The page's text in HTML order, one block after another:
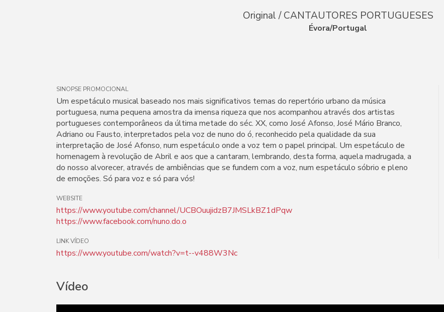
Original / CANTAUTORES PORTUGUESES
Évora/Portugal
SINOPSE PROMOCIONAL
Um espetáculo musical baseado nos mais significativos temas do repertório urbano da música
portuguesa, numa pequena amostra da imensa riqueza que nos acompanhou através dos artistas
portugueses contemporâneos da última metade do séc. XX, como José Afonso, José Mário Branco,
Adriano ou Fausto, interpretados pela voz de nuno do ó, reconhecido pela qualidade da sua
interpretação de José Afonso, num espetáculo onde a voz tem o papel principal. Um espetáculo de
homenagem à revolução de Abril e aos que a cantaram, lembrando, desta forma, aquela madrugada, a
do nosso alvorecer, através de ambiências que se fundem com a voz, num espetáculo sóbrio e pleno
de emoções. Só para voz e só para vós!
WEBSITE
https://www.youtube.com/channel/UCBOuujidzB7JMSLkBZ1dPqw
https://www.facebook.com/nuno.do.o
LINK VÍDEO
https://www.youtube.com/watch?v=t--v488W3Nc
Vídeo